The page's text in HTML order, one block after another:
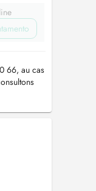
66, au cas
!! -